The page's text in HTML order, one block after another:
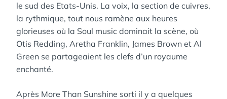
le sud des Etats-Unis. La voix, la section de cuivres,
la rythmique, tout nous ramène aux heures
glorieuses où la Soul music dominait la scène, où
Otis Redding, Aretha Franklin, James Brown et Al
Green se partageaient les clefs d’un royaume
enchanté.
Après More Than Sunshine sorti il y a quelques